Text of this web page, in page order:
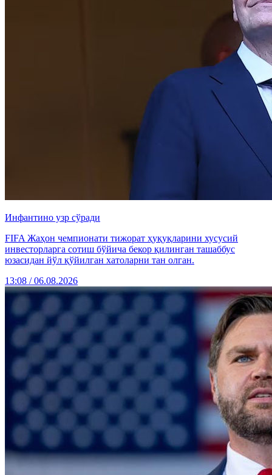
Инфантино узр сўради
FIFA Жаҳон чемпионати тижорат ҳуқуқларини хусусий
инвесторларга сотиш бўйича бекор қилинган ташаббус
юзасидан йўл қўйилган хатоларни тан олган.
13:08 / 06.08.2026